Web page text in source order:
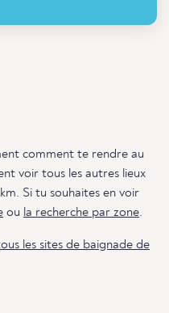
comment te rendre au
voir tous les autres lieux
Si tu souhaites en voir
ou la recherche par zone.
les sites de baignade de